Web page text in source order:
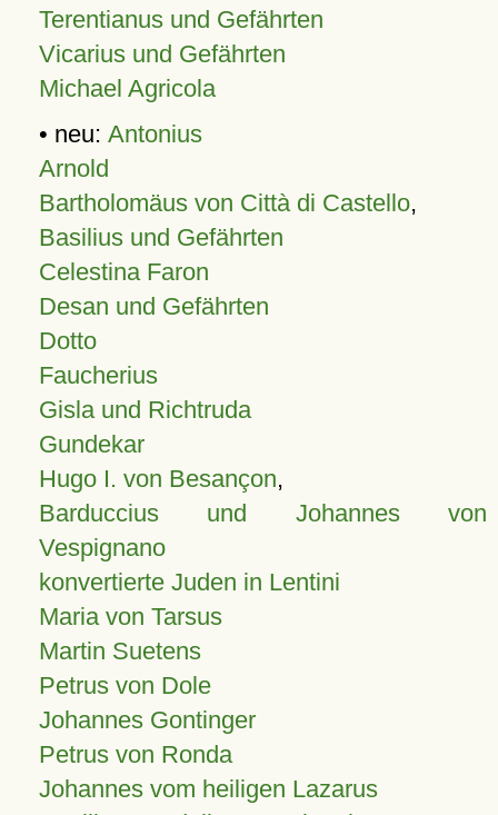
Terentianus und Gefährten
Vicarius und Gefährten
Michael Agricola
• neu: Antonius
Arnold
Bartholomäus von Città di Castello,
Basilius und Gefährten
Celestina Faron
Desan und Gefährten
Dotto
Faucherius
Gisla und Richtruda
Gundekar
Hugo I. von Besançon,
Barduccius und Johannes von
Vespignano
konvertierte Juden in Lentini
Maria von Tarsus
Martin Suetens
Petrus von Dole
Johannes Gontinger
Petrus von Ronda
Johannes vom heiligen Lazarus